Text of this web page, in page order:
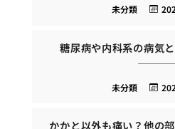
未分類
糖尿病や内科系の病気
未分類
かかと以外も痛い？他の